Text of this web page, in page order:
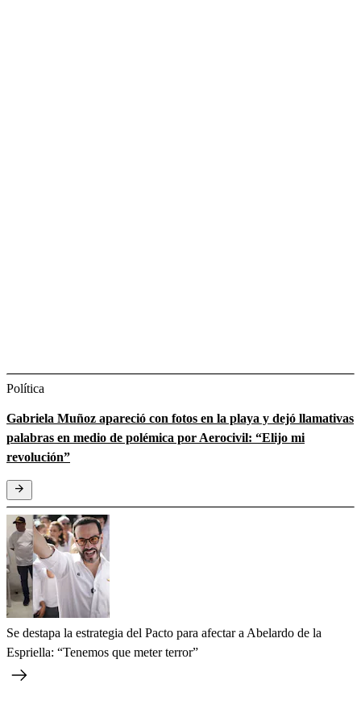
Política
Gabriela Muñoz apareció con fotos en la playa y dejó llamativas
palabras en medio de polémica por Aerocivil: “Elijo mi
revolución”
Se destapa la estrategia del Pacto para afectar a Abelardo de la
Espriella: “Tenemos que meter terror”